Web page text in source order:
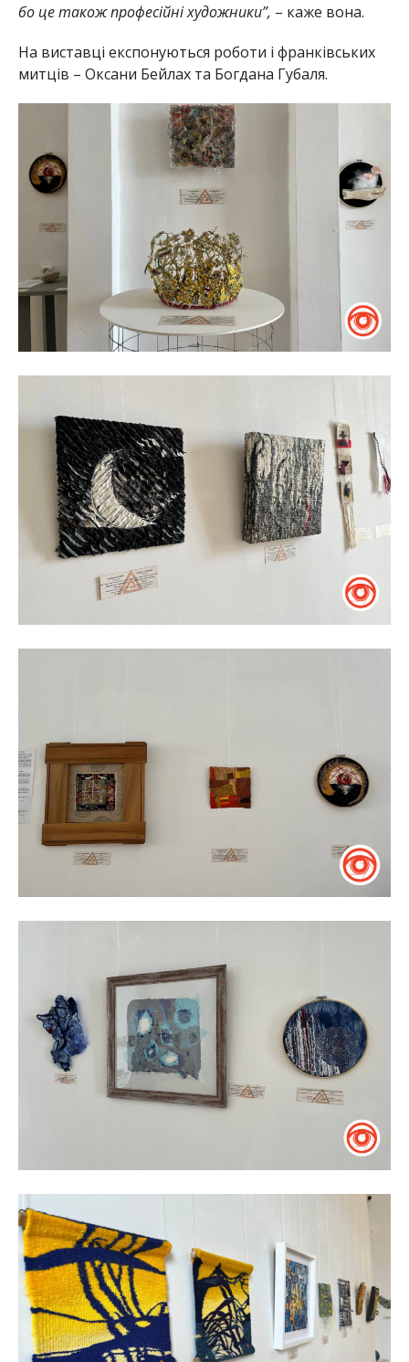
бо це також професійні художники”, – каже вона.
На виставці експонуються роботи і франківських
митців – Оксани Бейлах та Богдана Губаля.